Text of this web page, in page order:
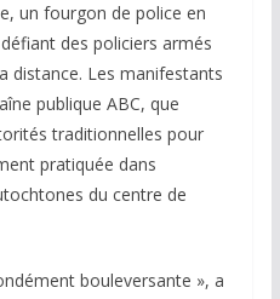
un fourgon de police en
des policiers armés
distance. Les manifestants
publique ABC, que
traditionnelles pour
pratiquée dans
du centre de
bouleversante », a